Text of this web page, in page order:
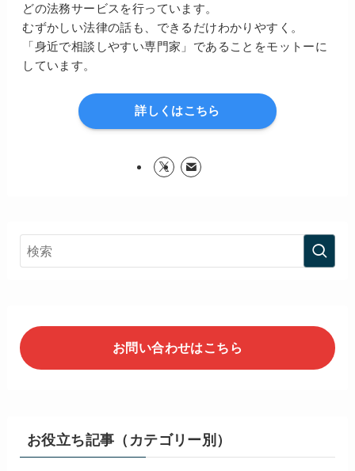
どの法務サービスを行っています。
むずかしい法律の話も、できるだけわかりやすく。
「身近で相談しやすい専門家」であることをモットーに
しています。
詳しくはこちら
お問い合わせはこちら
お役立ち記事（カテゴリー別）